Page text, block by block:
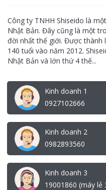
Công ty TNHH Shiseido là
Nhật Bản. Đây cũng là một
đời nhất thế giới. Được thành
140 tuổi vào năm 2012.
Nhật Bản và lớn thứ 4 thế...
Kinh doanh 1
0927102666
Kinh doanh 2
0982893560
Kinh doanh 3
19001860 (máy lẻ